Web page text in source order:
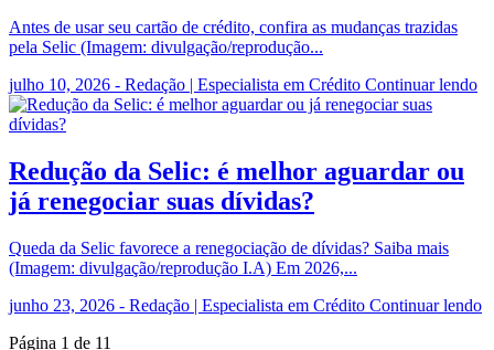
Antes de usar seu cartão de crédito, confira as mudanças trazidas
pela Selic (Imagem: divulgação/reprodução...
julho 10, 2026 - Redação | Especialista em Crédito Continuar lendo
Redução da Selic: é melhor aguardar ou
já renegociar suas dívidas?
Queda da Selic favorece a renegociação de dívidas? Saiba mais
(Imagem: divulgação/reprodução I.A) Em 2026,...
junho 23, 2026 - Redação | Especialista em Crédito Continuar lendo
Página 1 de 11